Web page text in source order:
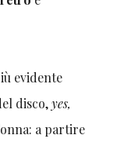
evidente
disco,yes,
a partire